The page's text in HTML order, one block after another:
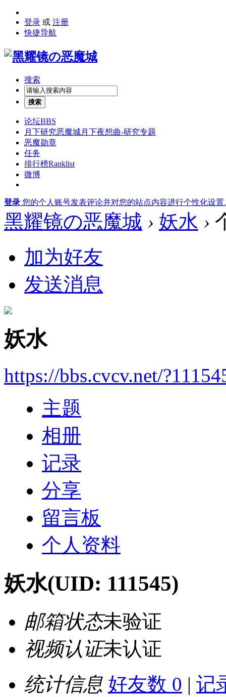
登录 或 注册
快捷导航
搜索
搜索
论坛BBS
月下研究恶魔城月下夜想曲-研究专题
恶魔勋章
任务
排行榜Ranklist
微博
登录 您的个人账号发表评论并对您的站点内容进行个性化设置
黑耀镜の恶魔城 › 妖水 ›
加为好友
发送消息
妖水
https://bbs.cvcv.net/
主题
相册
记录
分享
留言板
个人资料
妖水(UID: 111545)
邮箱状态未验证
视频认证未认证
统计信息 好友数 0 | 记